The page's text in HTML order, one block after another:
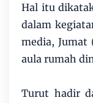
Hal itu
dalam
media, Jumat
aula rumah
Turut hadir